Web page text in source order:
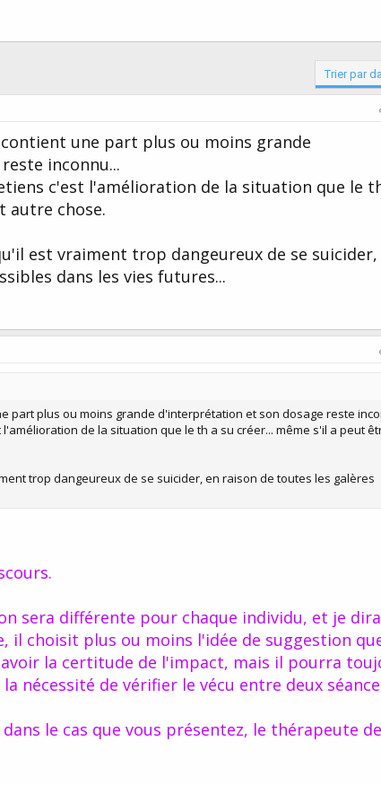
Trier par
une part plus ou moins grande
inconnu...
c'est l'amélioration de la situation que le
autre chose.
est vraiment trop dangeureux de se suicider,
dans les vies futures...
part plus ou moins grande d'interprétation et son dosage reste
de la situation que le th a su créer... même s'il a peut
trop dangeureux de se suicider, en raison de toutes les galères
sera différente pour chaque individu, et je
choisit plus ou moins l'idée de suggestion
la certitude de l'impact, mais il pourra
nécessité de vérifier le vécu entre deux
le cas que vous présentez, le thérapeute